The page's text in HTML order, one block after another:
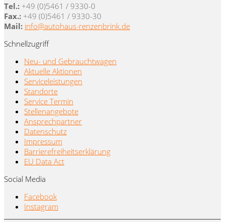
Tel.: +49 (0)5461 / 9330-0
Fax.: +49 (0)5461 / 9330-30
Mail: info@autohaus-renzenbrink.de
Schnellzugriff
Neu- und Gebrauchtwagen
Aktuelle Aktionen
Serviceleistungen
Standorte
Service Termin
Stellenangebote
Ansprechpartner
Datenschutz
Impressum
Barrierefreiheitserklärung
EU Data Act
Social Media
Facebook
Instagram